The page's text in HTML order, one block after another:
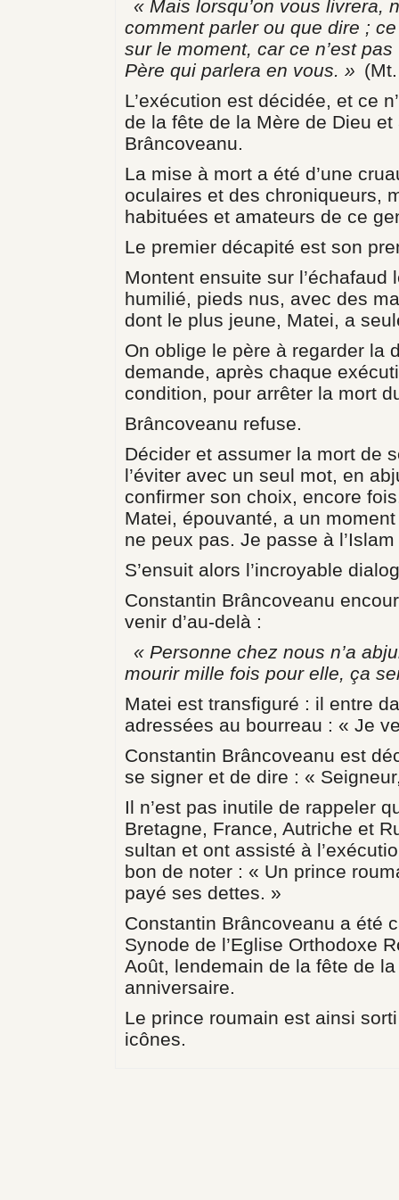
« Mais lorsqu’on vous livrera,
comment parler ou que dire ;
sur le moment, car ce n’est
Père qui parlera en vous. »
L’exécution est décidée, et ce
de la fête de la Mère de Dieu
Brâncoveanu.
La mise à mort a été d’une
oculaires et des chroniqueurs,
habituées et amateurs de ce
Le premier décapité est son
Montent ensuite sur
humilié, pieds nus, avec des
dont le plus jeune, Matei, a
On oblige le père à regarder la
demande, après chaque
condition, pour arrêter la mort
Brâncoveanu refuse.
Décider et assumer la mort de
l’éviter avec un seul mot, en
confirmer son choix, encore
Matei, épouvanté, a un
ne peux pas. Je passe à l’Islam
S’ensuit alors l’incroyable
Constantin Brâncoveanu
venir d’au-delà :
« Personne chez nous n’a
mourir mille fois pour elle, ça
Matei est transfiguré : il entre
adressées au bourreau : « Je
Constantin Brâncoveanu est
se signer et de dire : «
Il n’est pas inutile de rappeler
Bretagne, France, Autriche et
sultan et ont assisté à
bon de noter : « Un prince
payé ses dettes. »
Constantin Brâncoveanu a été
Synode de l’Eglise Orthodoxe
Août, lendemain de la fête de
anniversaire.
Le prince roumain est ainsi
icônes.